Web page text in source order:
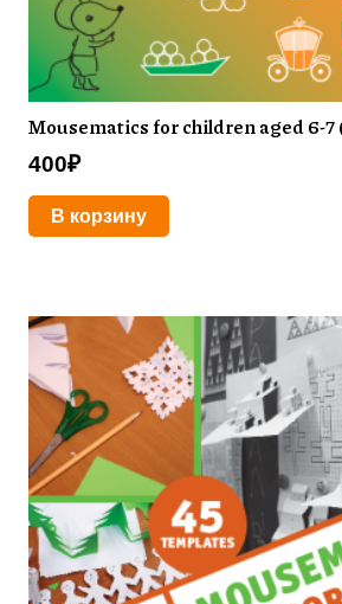
Mousematics for children aged 6-7
400₽
В корзину